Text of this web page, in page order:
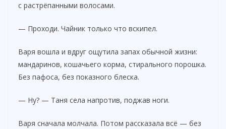
с растрёпанными волосами.
— Проходи. Чайник только что вскипел.
Варя вошла и вдруг ощутила запах обычной жизни:
мандаринов, кошачьего корма, стирального порошка.
Без пафоса, без показного блеска.
— Ну? — Таня села напротив, поджав ноги.
Варя сначала молчала. Потом рассказала всё — без